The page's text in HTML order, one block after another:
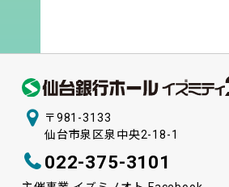
〒981-3133
仙台市泉区泉中央2-18-1
022-375-3101